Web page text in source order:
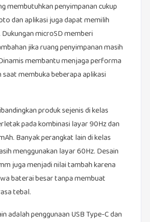
membutuhkan penyimpanan cukup
dan aplikasi juga dapat memilih
microSD memberi
jika ruang penyimpanan masih
membantu menjaga performa
membuka beberapa aplikasi
produk sejenis di kelas
pada kombinasi layar 90Hz dan
Banyak perangkat lain di kelas
menggunakan layar 60Hz. Desain
juga menjadi nilai tambah karena
baterai besar tanpa membuat
tebal.
adalah penggunaan USB Type-C dan